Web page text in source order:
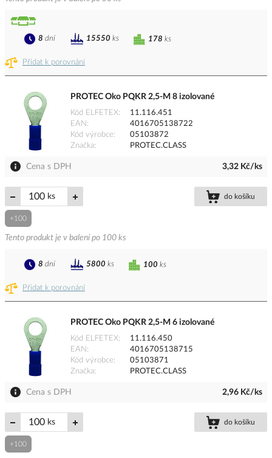
Přidat k porovnání
178 ks
8 dní 15550 ks
PROTEC Oko PQKR 2,5-M 8 izolované
Kód ELFETEX
11.116.451
EAN
4016705138722
Kód výrobce
05103872
Značka
PROTEC.CLASS
Cena s DPH 3,32 Kč/ks
ks do košíku
+100
Tento produkt je v balení po 100 ks
Přidat k porovnání
100 ks
8 dní 5800 ks
PROTEC Oko PQKR 2,5-M 6 izolované
Kód ELFETEX
11.116.450
EAN
4016705138715
Kód výrobce
05103871
Značka
PROTEC.CLASS
Cena s DPH 2,96 Kč/ks
ks do košíku
+100